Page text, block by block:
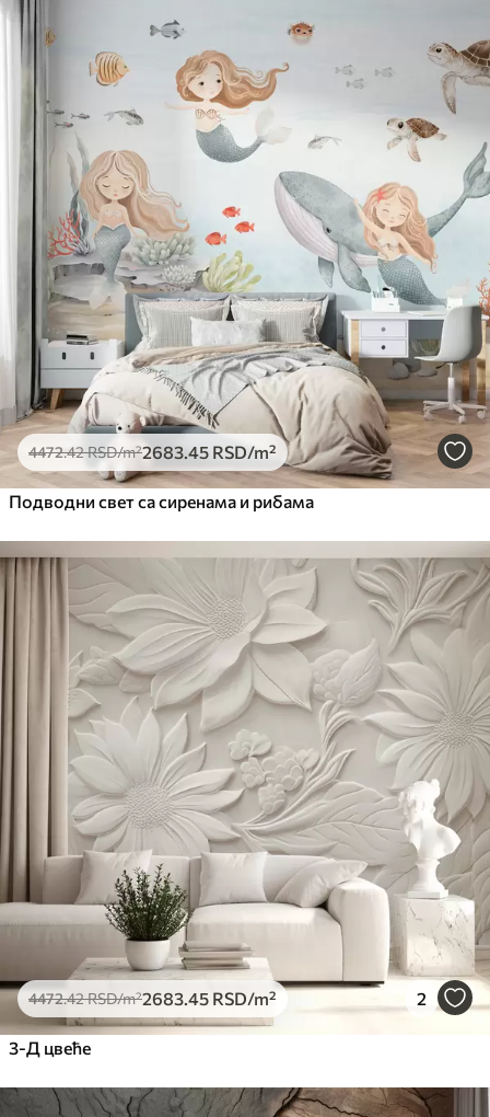
4472.42RSD/m²2683.45 RSD/m²
Подводни свет са сиренама и рибама
4472.42RSD/m²2683 .45 RSD/m² 2
3-Д цвеће